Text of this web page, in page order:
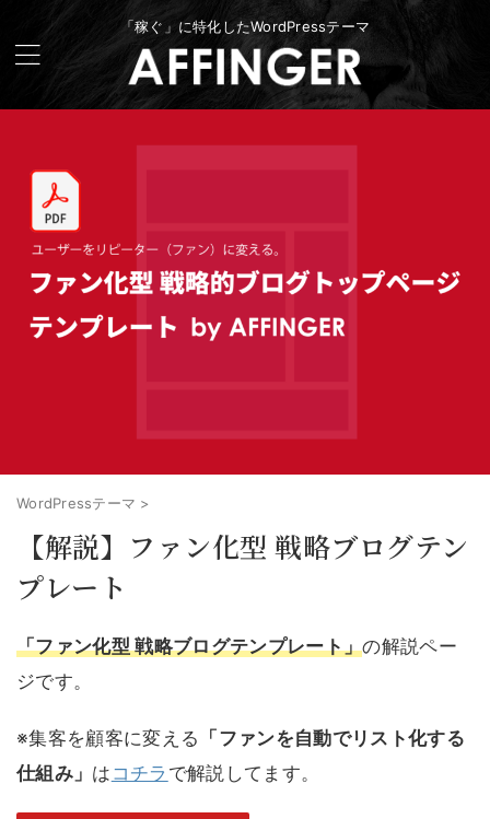
「稼ぐ」に特化したWordPressテーマ
WordPressテーマ >
【解説】ファン化型 戦略ブログテン
プレート
「ファン化型 戦略ブログテンプレート」の解説ペー
ジです。
※集客を顧客に変える 「ファンを自動でリスト化する
仕組み」 は コチラ で解説してます。